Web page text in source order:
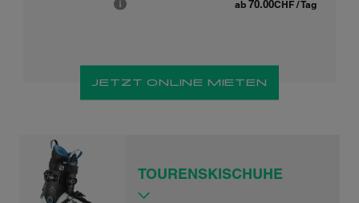
ab 70.00CHF / Tag
JETZT ONLINE MIETEN
TOURENSKISCHUHE